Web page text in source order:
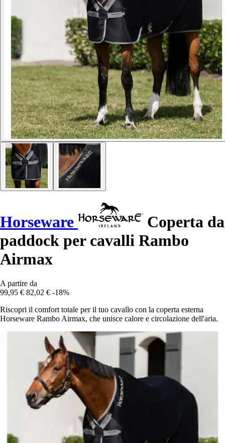
Horseware
Coperta da
paddock per cavalli Rambo
Airmax
A partire da
99,95 € 82,02 € -18%
Riscopri il comfort totale per il tuo cavallo con la coperta esterna
Horseware Rambo Airmax, che unisce calore e circolazione dell'aria.